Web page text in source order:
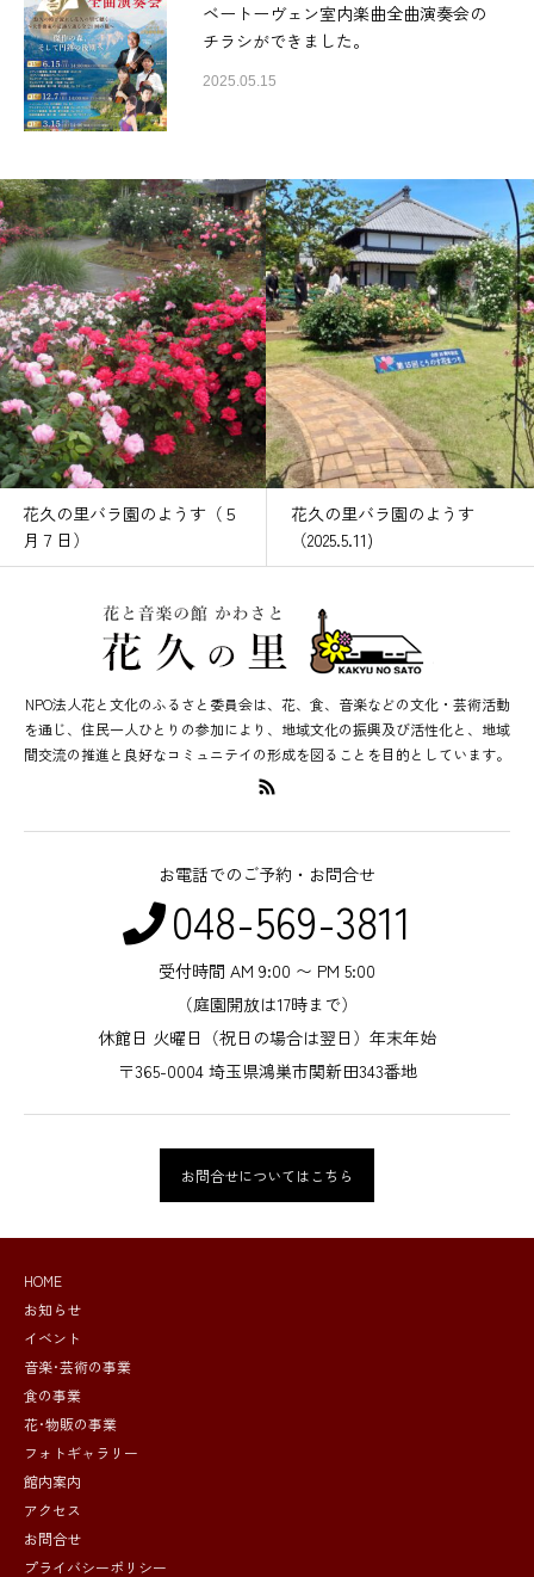
ベートーヴェン室内楽曲全曲演奏会の
チラシができました。
2025.05.15
花久の里バラ園のようす（５
月７日）
花久の里バラ園のようす
（2025.5.11)
NPO法人花と文化のふるさと委員会は、花、食、音楽などの文化・芸術活動
を通じ、住民一人ひとりの参加により、地域文化の振興及び活性化と、地域
間交流の推進と良好なコミュニテイの形成を図ることを目的としています。
お電話でのご予約・お問合せ
048-569-3811
受付時間 AM 9:00 〜 PM 5:00
（庭園開放は17時まで）
休館日 火曜日（祝日の場合は翌日）年末年始
〒365-0004 埼玉県鴻巣市関新田343番地
お問合せについてはこちら
HOME
お知らせ
イベント
音楽･芸術の事業
食の事業
花･物販の事業
フォトギャラリー
館内案内
アクセス
お問合せ
プライバシーポリシー